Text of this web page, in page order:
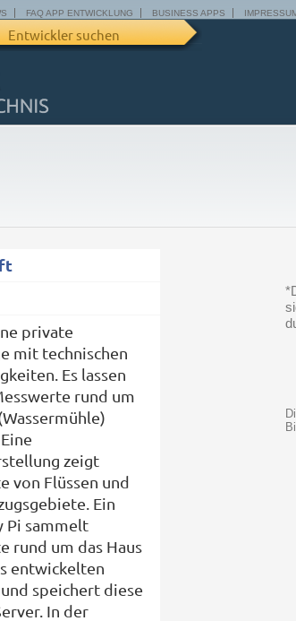
FAQ APP ENTWICKLUNG BUSINESS APPS
Entwickler suchen
private
mit technischen
Es lassen
rund um
zeigt
von Flüssen und
Ein
Pi sammelt
rund um das Haus
entwickelten
speichert diese
In der